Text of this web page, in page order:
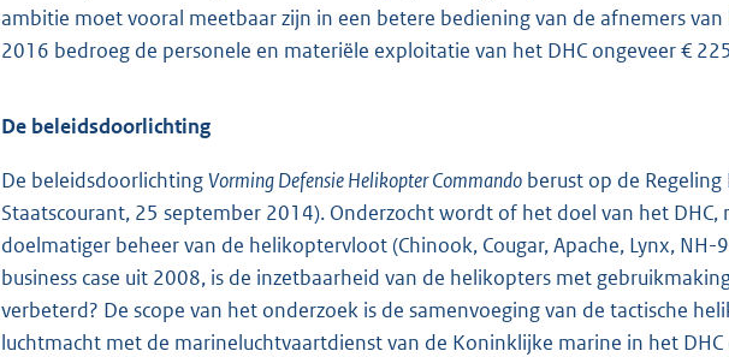
ambitie moet vooral meetbaar zijn in een betere bediening van de afnemers
2016 bedroeg de personele en materiële exploitatie van het DHC ongeveer €
De beleidsdoorlichting
De beleidsdoorlichtingVorming Defensie Helikopter Commando berust op de
Staatscourant, 25 september 2014). Onderzocht wordt of het doel van het
doelmatiger beheer van de helikoptervloot (Chinook, Cougar, Apache, Lynx,
business case uit 2008, is de inzetbaarheid van de helikopters met
verbeterd? De scope van het onderzoek is de samenvoeging van de tactische
luchtmacht met de marineluchtvaartdienst van de Koninklijke marine in het DHC